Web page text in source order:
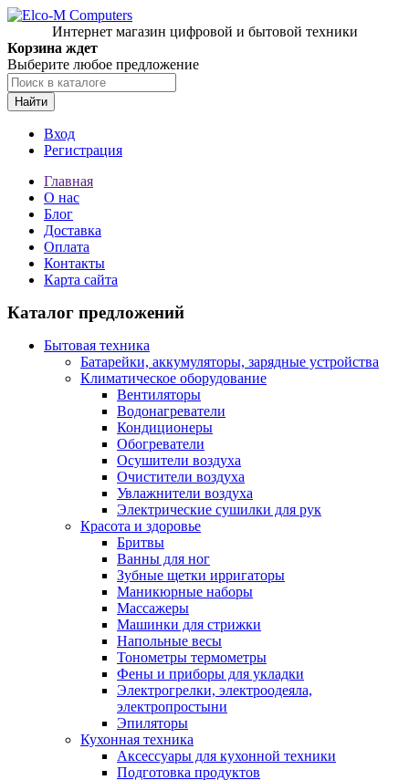
Интернет магазин цифровой и бытовой техники
Корзина ждет
Выберите любое предложение
Найти
Вход
Регистрация
Главная
О нас
Блог
Доставка
Оплата
Контакты
Карта сайта
Каталог предложений
Бытовая техника
Батарейки, аккумуляторы, зарядные устройства
Климатическое оборудование
Вентиляторы
Водонагреватели
Кондиционеры
Обогреватели
Осушители воздуха
Очистители воздуха
Увлажнители воздуха
Электрические сушилки для рук
Красота и здоровье
Бритвы
Ванны для ног
Зубные щетки ирригаторы
Маникюрные наборы
Массажеры
Машинки для стрижки
Напольные весы
Тонометры термометры
Фены и приборы для укладки
Электрогрелки, электроодеяла,
электропростыни
Эпиляторы
Кухонная техника
Аксессуары для кухонной техники
Подготовка продуктов